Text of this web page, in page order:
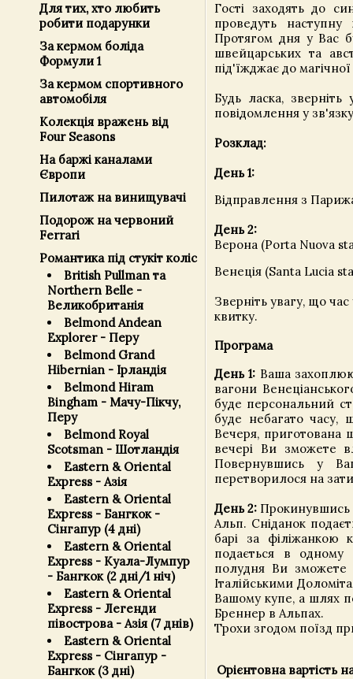
Для тих, хто любить
робити подарунки
За кермом боліда
Формули 1
За кермом спортивного
автомобіля
Колекція вражень від
Four Seasons
На баржі каналами
Європи
Пилотаж на винищувачі
Подорож на червоний
Ferrari
Романтика під стукіт коліс
British Pullman та
Northern Belle -
Великобританія
Belmond Andean
Explorer - Перу
Belmond Grand
Hibernian - Ірландія
Belmond Hiram
Bingham - Мачу-Пікчу,
Перу
Belmond Royal
Scotsman - Шотландія
Eastern & Oriental
Express - Азія
Eastern & Oriental
Express - Бангкок -
Сінгапур (4 дні)
Eastern & Oriental
Express - Куала-Лумпур
- Бангкок (2 дні/1 ніч)
Eastern & Oriental
Express - Легенди
півострова - Азія (7 днів)
Eastern & Oriental
Express - Сінгапур -
Бангкок (3 дні)
Гості заходять до
проведуть
Протягом дня у Вас
швейцарських та
під'їжджає до
Будь ласка,
повідомлення у
Розклад:
День 1:
Відправлення з
День 2:
Верона (Porta Nuova
Венеція (Santa Lucia
Зверніть увагу, що
квитку.
Програма
День 1: Ваша
вагони
буде персональний
буде небагато часу,
Вечеря, приготована
вечері Ви зможете
Повернувшись у
перетворилося на
День 2: Прокинувшись
Альп. Сніданок
барі за
подається в одному
полудня Ви зможете
Італійськими
Вашому купе, а шлях
Бреннер в Альпах.
Трохи згодом поїзд
Орієнтовна вартість